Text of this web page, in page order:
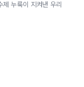
누룩이 지켜낸 우리